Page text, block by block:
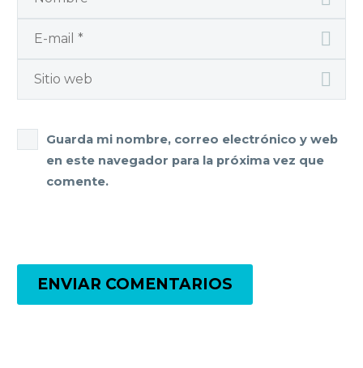
Guarda mi nombre, correo electrónico y web
en este navegador para la próxima vez que
comente.
ENVIAR COMENTARIOS